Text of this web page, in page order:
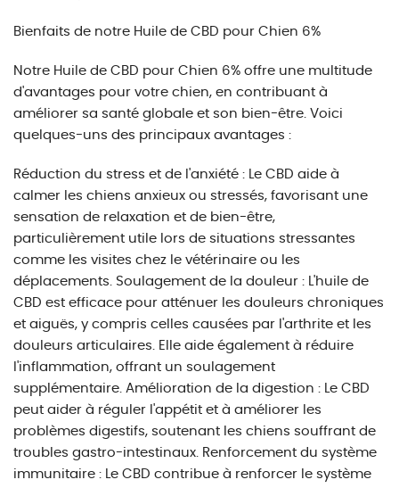
Bienfaits de notre Huile de CBD pour Chien 6%
Notre Huile de CBD pour Chien 6% offre une multitude
d'avantages pour votre chien, en contribuant à
améliorer sa santé globale et son bien-être. Voici
quelques-uns des principaux avantages :
Réduction du stress et de l'anxiété : Le CBD aide à
calmer les chiens anxieux ou stressés, favorisant une
sensation de relaxation et de bien-être,
particulièrement utile lors de situations stressantes
comme les visites chez le vétérinaire ou les
déplacements. Soulagement de la douleur : L'huile de
CBD est efficace pour atténuer les douleurs chroniques
et aiguës, y compris celles causées par l'arthrite et les
douleurs articulaires. Elle aide également à réduire
l'inflammation, offrant un soulagement
supplémentaire. Amélioration de la digestion : Le CBD
peut aider à réguler l'appétit et à améliorer les
problèmes digestifs, soutenant les chiens souffrant de
troubles gastro-intestinaux. Renforcement du système
immunitaire : Le CBD contribue à renforcer le système